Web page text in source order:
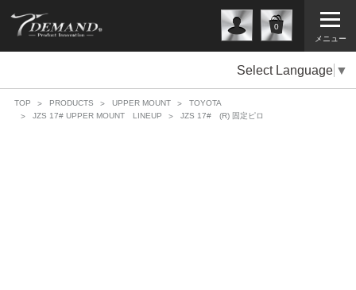
メニュー
0
Select Language ▼
TOP PRODUCTS UPPER MOUNT
TOYOTA
JZS 17# UPPER MOUNT LINEUP
JZS 17# (R) 固定ピロ